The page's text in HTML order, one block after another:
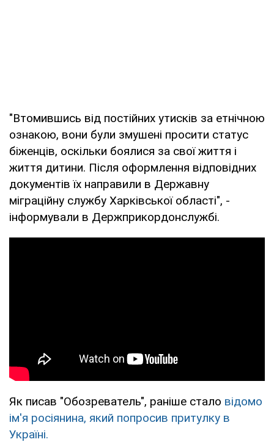
"Втомившись від постійних утисків за етнічною
ознакою, вони були змушені просити статус
біженців, оскільки боялися за свої життя і
життя дитини. Після оформлення відповідних
документів їх направили в Державну
міграційну службу Харківської області", -
інформували в Держприкордонслужбі.
Як писав "Обозреватель", раніше стало відомо
ім'я росіянина, який попросив притулку в
Україні.